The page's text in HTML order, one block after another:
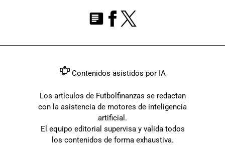
Contenidos asistidos por IA
Los artículos de Futbolfinanzas se redactan
con la asistencia de motores de inteligencia
artificial.
El equipo editorial supervisa y valida todos
los contenidos de forma exhaustiva.